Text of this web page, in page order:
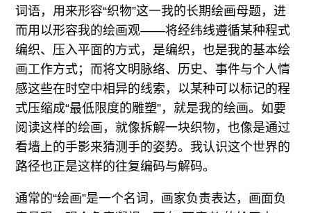
词语，用来形容“织物”这一我的长期绘画母题，进
而用以形容我的绘画观——将经纬线遵循某种程式
编织、压入平面的方式，是编织，也是我的基本绘
画工作方式；而将文明脉络、历史、事件与个人情
感这些在时空中相异的线索，以某种可以标记的程
式压缩成“最低限度的雕塑”，就是我的绘画。如要
阅读这样的绘画，就像拆解一块织物，也像是通过
看墙上的手影来猜测手的姿势。我认识这个世界的
路径也正是这样的往复编码与解码。
通常的“绘画”是一个名词，画家负责表达，画面负